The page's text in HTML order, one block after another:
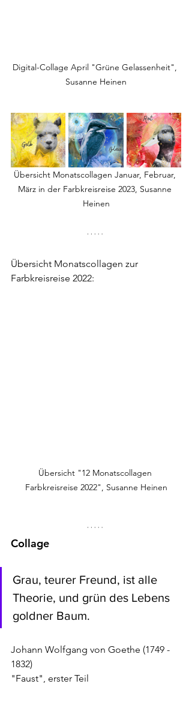
Digital-Collage April "Grüne Gelassenheit",
Susanne Heinen
Übersicht Monatscollagen Januar, Februar,
März in der Farbkreisreise 2023, Susanne
Heinen
Übersicht Monatscollagen zur
Farbkreisreise 2022:
Übersicht "12 Monatscollagen
Farbkreisreise 2022", Susanne Heinen
Collage
Grau, teurer Freund, ist alle
Theorie, und grün des Lebens
goldner Baum.
Johann Wolfgang von Goethe (1749 -
1832)
"Faust", erster Teil